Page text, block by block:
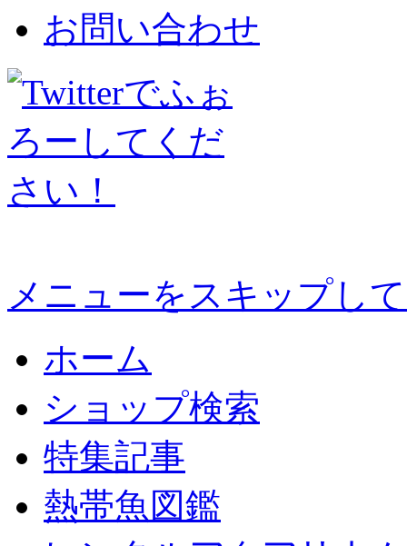
お問い合わせ
メニューをスキップし
ホーム
ショップ検索
特集記事
熱帯魚図鑑